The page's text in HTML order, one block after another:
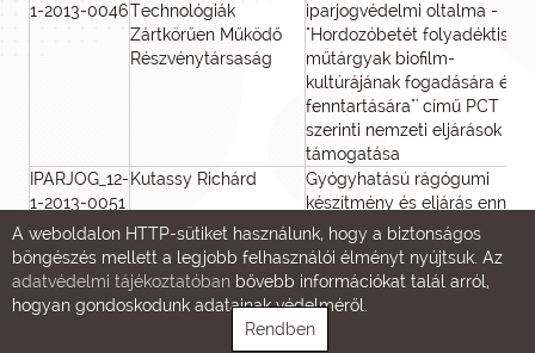
1-2013-0046Technológiák
Zártkörűen Működő
Részvénytársaság
iparjogvédelmi oltalma -
"Hordozóbetét
műtárgyak biofilm-
kultúrájának fogadására és
fenntartására"' című PCT
szerinti nemzeti eljárások
támogatása
IPARJOG_12-
1-2013-0051
Kutassy Richárd
Gyógyhatású rágógumi
készítmény és eljárás ennek
előállítására
2013.04.25. és 2013.05.09. között benyújtott
Döntés dátuma: 2013.05.16.
Támogató: Nemzeti Fejlesztési
A pályázó neve Projekt címe
A weboldalon HTTP-sütiket használunk, hogy a biztonságos
böngészés mellett a legjobb felhasználói élményt nyújtsuk. Az
adatvédelmi tájékoztatóban bővebb információkat talál arról,
hogyan gondoskodunk adatainak védelméről.
Rendben